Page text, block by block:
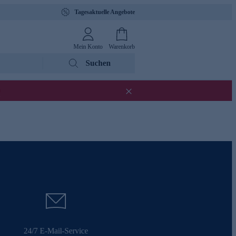
Tagesaktuelle Angebote
Mein Konto Warenkorb
Suchen
24/7 E-Mail-Service